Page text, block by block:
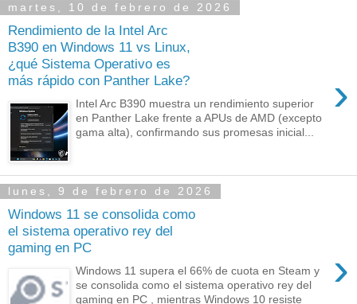
martes, 10 de febrero de 2026
Rendimiento de la Intel Arc
B390 en Windows 11 vs Linux,
¿qué Sistema Operativo es
más rápido con Panther Lake?
›
Intel Arc B390 muestra un rendimiento superior
en Panther Lake frente a APUs de AMD (excepto
gama alta), confirmando sus promesas inicial...
lunes, 9 de febrero de 2026
Windows 11 se consolida como
el sistema operativo rey del
gaming en PC
›
Windows 11 supera el 66% de cuota en Steam y
se consolida como el sistema operativo rey del
gaming en PC , mientras Windows 10 resiste